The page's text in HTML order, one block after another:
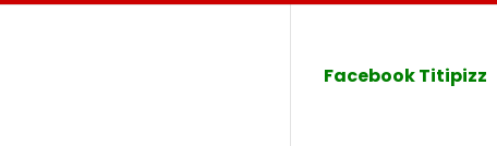
Facebook Titipizz